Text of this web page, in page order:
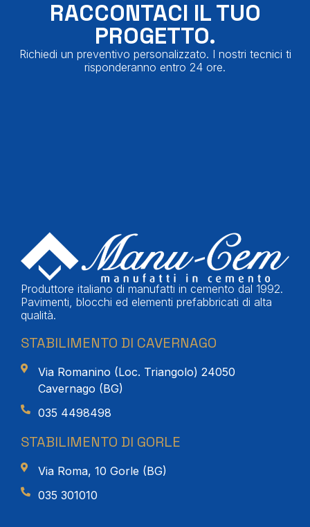
RACCONTACI IL TUO
PROGETTO.
Richiedi un preventivo personalizzato. I nostri tecnici ti
risponderanno entro 24 ore.
Produttore italiano di manufatti in cemento dal 1992.
Pavimenti, blocchi ed elementi prefabbricati di alta
qualità.
STABILIMENTO DI CAVERNAGO
Via Romanino (Loc. Triangolo) 24050
Cavernago (BG)
035 4498498
STABILIMENTO DI GORLE
Via Roma, 10 Gorle (BG)
035 301010